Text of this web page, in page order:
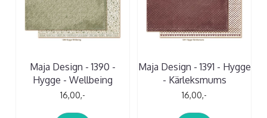
Maja Design - 1390 -
Hygge - Wellbeing
16,00,-
Maja Design - 1391 - Hygge
- Kärleksmums
16,00,-